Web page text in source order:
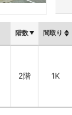
階数 間取り
2階 1K